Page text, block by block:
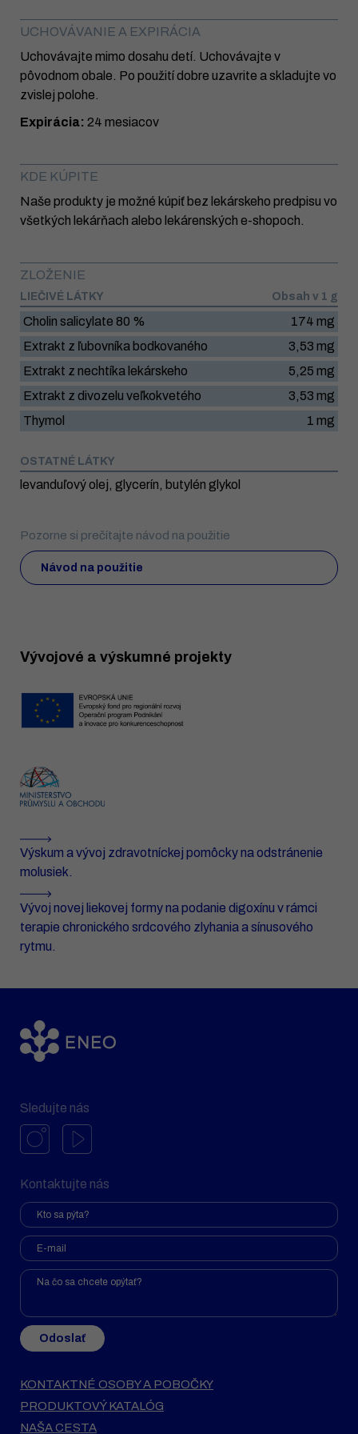
ZLOŽENIE
LIEČIVÉ LÁTKY Obsah v 1 g
Cholin salicylate 80 %
174 mg
Extrakt z ľubovníka bodkovaného
3,53 mg
Extrakt z nechtíka lekárskeho
5,25 mg
Extrakt z divozelu veľkokvetého
3,53 mg
Thymol
1 mg
OSTATNÉ LÁTKY
levanduľový olej, glycerín, butylén glykol
Pozorne si prečítajte návod na použitie
Návod na použitie
UCHOVÁVANIE A EXPIRÁCIA
Uchovávajte mimo dosahu detí. Uchovávajte v
pôvodnom obale. Po použití dobre uzavrite a skladujte vo
zvislej polohe.
Expirácia: 24 mesiacov
KDE KÚPITE
Naše produkty je možné kúpiť bez lekárskeho predpisu vo
všetkých lekárňach alebo lekárenských e-shopoch.
Vývojové a výskumné projekty
Výskum a vývoj zdravotníckej pomôcky na odstránenie
molusiek.
Vývoj novej liekovej formy na podanie digoxínu v rámci
terapie chronického srdcového zlyhania a sínusového
rytmu.
Sledujte nás
Kontaktujte nás
Odoslať
KONTAKTNÉ OSOBY A POBOČKY
PRODUKTOVÝ KATALÓG
NAŠA CESTA